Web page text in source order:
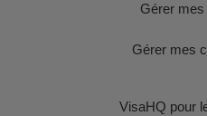
Gérer
Gérer mes
VisaHQ pour